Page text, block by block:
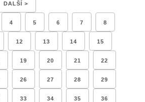
DALŠÍ >
4 5 6 7 8
12 13 14 15
19 20 21 22
26 27 28 29
33 34 35 36